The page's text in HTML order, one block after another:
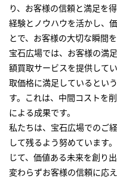
り、お客様の信頼と満足を
経験とノウハウを活かし、
とで、お客様の大切な瞬間
宝石広場では、お客様の満
額買取サービスを提供して
取価格に満足しているとい
す。これは、中間コストを
による成果です。
私たちは、宝石広場でのご
して残るよう努めています
じて、価値ある未来を創り
変わらずお客様の信頼に応え